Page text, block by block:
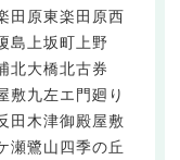
田原東楽田原西
島 上坂町 上野
北大橋北古券
敷九左エ門廻り
田 木津御殿屋敷
瀬鷺山四季の丘